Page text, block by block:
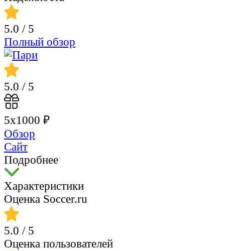
5.0 / 5
Полный обзор
5.0 / 5
5х1000 ₽
Обзор
Сайт
Подробнее
Характеристики
Оценка Soccer.ru
5.0 / 5
Оценка пользователей